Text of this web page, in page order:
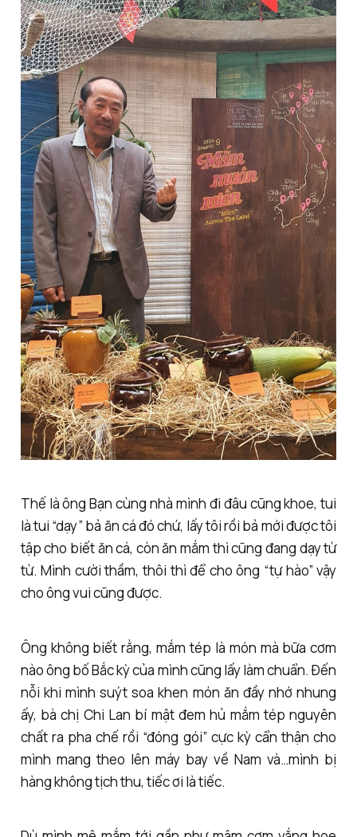
Thế là ông Bạn cùng nhà mình đi đâu cũng khoe, tui
là tui “dạy” bả ăn cá đó chứ, lấy tôi rồi bả mới được tôi
tập cho biết ăn cá, còn ăn mắm thì cũng đang dạy từ
từ. Mình cười thầm, thôi thì để cho ông “tự hào” vậy
cho ông vui cũng được.
Ông không biết rằng, mắm tép là món mà bữa cơm
nào ông bố Bắc kỳ của mình cũng lấy làm chuẩn. Đến
nỗi khi mình suýt soa khen món ăn đầy nhớ nhung
ấy, bà chị Chi Lan bí mật đem hủ mắm tép nguyên
chất ra pha chế rồi “đóng gói” cực kỳ cẩn thận cho
mình mang theo lên máy bay về Nam và…mình bị
hàng không tịch thu, tiếc ơi là tiếc.